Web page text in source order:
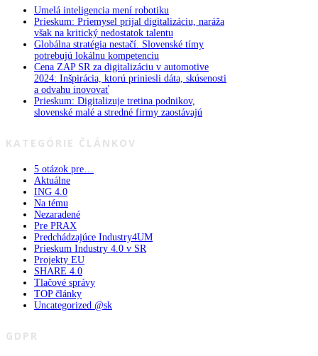
Umelá inteligencia mení robotiku
Prieskum: Priemysel prijal digitalizáciu, naráža
však na kritický nedostatok talentu
Globálna stratégia nestačí. Slovenské tímy
potrebujú lokálnu kompetenciu
Cena ZAP SR za digitalizáciu v automotive
2024: Inšpirácia, ktorú priniesli dáta, skúsenosti
a odvahu inovovať
Prieskum: Digitalizuje tretina podnikov,
slovenské malé a stredné firmy zaostávajú
KATEGÓRIE ČLÁNKOV
5 otázok pre…
Aktuálne
ING 4.0
Na tému
Nezaradené
Pre PRAX
Predchádzajúce Industry4UM
Prieskum Industry 4.0 v SR
Projekty EU
SHARE 4.0
Tlačové správy
TOP články
Uncategorized @sk
GDPR